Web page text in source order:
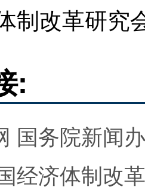
制改革研究
:
国务院新闻
经济体制改